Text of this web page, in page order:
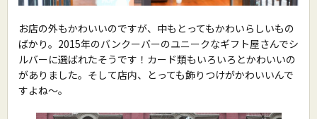
お店の外もかわいいのですが、中もとってもかわいらしいもの
ばかり。2015年のバンクーバーのユニークなギフト屋さんでシ
ルバーに選ばれたそうです！カード類もいろいろとかわいいの
がありました。そして店内、とっても飾りつけがかわいいんで
すよね〜。